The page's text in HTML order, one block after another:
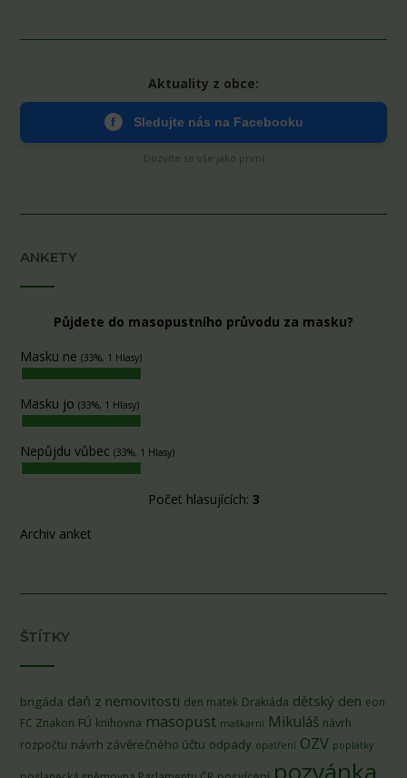
Aktuality z obce:
f Sledujte nás na Facebooku
Dozvíte se vše jako první
ANKETY
Půjdete do masopustního průvodu za masku?
Masku ne (33%, 1 Hlasy)
Masku jo (33%, 1 Hlasy)
Nepůjdu vůbec (33%, 1 Hlasy)
Počet hlasujících: 3
Archiv anket
ŠTÍTKY
brigáda daň z nemovitosti den matek Drakiáda dětský den eon
FC Znakon FÚ knihovna masopust maškarní Mikuláš návrh
rozpočtu návrh závěrečného účtu odpady opatření OZV poplatky